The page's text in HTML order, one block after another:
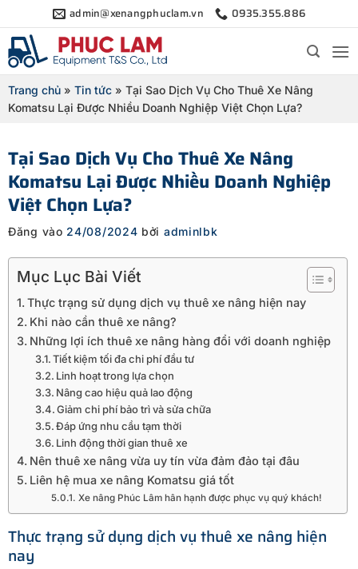
qua
nội
dung
admin@xenangphuclam.vn 0935.355.886
Trang chủ » Tin tức » Tại Sao Dịch Vụ Cho Thuê Xe Nâng
Komatsu Lại Được Nhiều Doanh Nghiệp Việt Chọn Lựa?
Tại Sao Dịch Vụ Cho Thuê Xe Nâng
Komatsu Lại Được Nhiều Doanh Nghiệp
Việt Chọn Lựa?
Đăng vào 24/08/2024 bởi adminlbk
Mục Lục Bài Viết
Thực trạng sử dụng dịch vụ thuê xe nâng hiện nay
Khi nào cần thuê xe nâng?
Những lợi ích thuê xe nâng hàng đổi với doanh nghiệp
Tiết kiệm tối đa chi phí đầu tư
Linh hoạt trong lựa chọn
Nâng cao hiệu quả lao động
Giảm chi phí bảo trì và sửa chữa
Đáp ứng nhu cầu tạm thời
Linh động thời gian thuê xe
Nên thuê xe nâng vừa uy tín vừa đảm đảo tại đâu
Liên hệ mua xe nâng Komatsu giá tốt
Xe nâng Phúc Lâm hân hạnh được phục vụ quý khách!
Thực trạng sử dụng dịch vụ thuê xe nâng hiện
nay